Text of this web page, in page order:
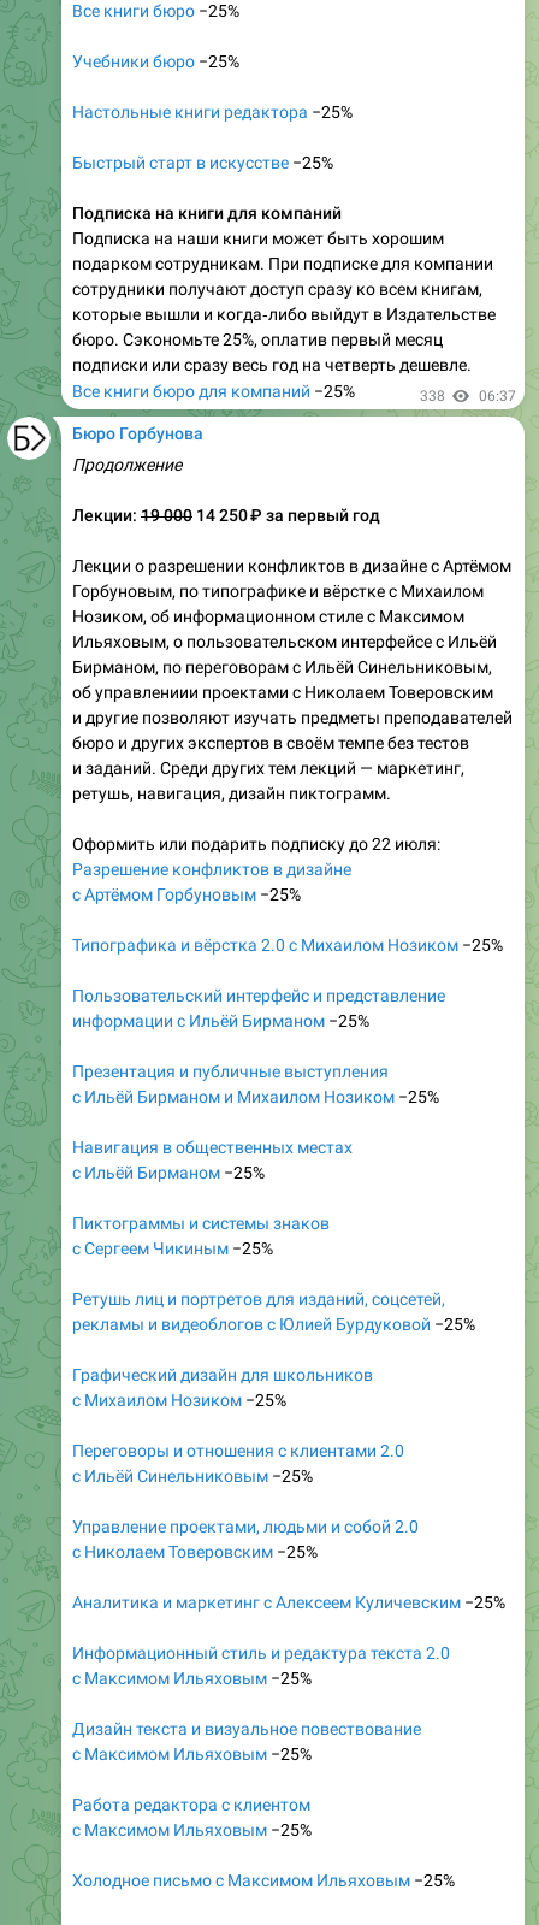
Все книги бюро −25%
Учебники бюро −25%
Настольные книги редактора −25%
Быстрый старт в искусстве −25%
Подписка на книги для компаний
Подписка на наши книги может быть хорошим
подарком сотрудникам. При подписке для компании
сотрудники получают доступ сразу ко всем книгам,
которые вышли и когда‑либо выйдут в Издательстве
бюро. Сэкономьте 25%, оплатив первый месяц
подписки или сразу весь год на четверть дешевле.
Все книги бюро для компаний −25% 338 06:37
Бюро Горбунова
Продолжение
Лекции: 19 000 14 250 ₽ за первый год
Лекции о разрешении конфликтов в дизайне с Артёмом
Горбуновым, по типографике и вёрстке с Михаилом
Нозиком, об информационном стиле с Максимом
Ильяховым, о пользовательском интерфейсе с Ильёй
Бирманом, по переговорам с Ильёй Синельниковым,
об управлениии проектами с Николаем Товеровским
и другие позволяют изучать предметы преподавателей
бюро и других экспертов в своём темпе без тестов
и заданий. Среди других тем лекций — маркетинг,
ретушь, навигация, дизайн пиктограмм.
Оформить или подарить подписку до 22 июля:
Разрешение конфликтов в дизайне
с Артёмом Горбуновым −25%
Типографика и вёрстка 2.0 с Михаилом Нозиком −25%
Пользовательский интерфейс и представление
информации с Ильёй Бирманом −25%
Презентация и публичные выступления
с Ильёй Бирманом и Михаилом Нозиком −25%
Навигация в общественных местах
с Ильёй Бирманом −25%
Пиктограммы и системы знаков
с Сергеем Чикиным −25%
Ретушь лиц и портретов для изданий, соцсетей,
рекламы и видеоблогов с Юлией Бурдуковой −25%
Графический дизайн для школьников
с Михаилом Нозиком −25%
Переговоры и отношения с клиентами 2.0
с Ильёй Синельниковым −25%
Управление проектами, людьми и собой 2.0
с Николаем Товеровским −25%
Аналитика и маркетинг с Алексеем Куличевским −25%
Информационный стиль и редактура текста 2.0
с Максимом Ильяховым −25%
Дизайн текста и визуальное повествование
с Максимом Ильяховым −25%
Работа редактора с клиентом
с Максимом Ильяховым −25%
Холодное письмо с Максимом Ильяховым −25%